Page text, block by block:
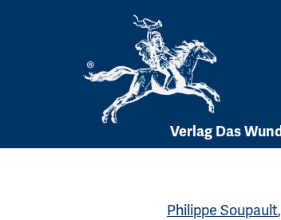
Verlag Das
Philippe Soupault,